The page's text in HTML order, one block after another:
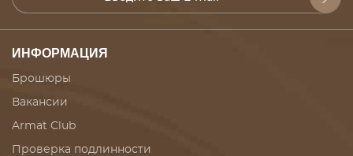
ИНФОРМАЦИЯ
Брошюры
Вакансии
Armat Club
Проверка подлинности